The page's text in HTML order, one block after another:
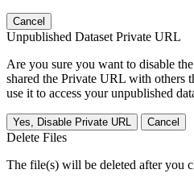
Cancel
Unpublished Dataset Private URL
Are you sure you want to disable
shared the Private URL with others
use it to access your unpublished
Yes, Disable Private URL Cancel
Delete Files
The file(s) will be deleted after you